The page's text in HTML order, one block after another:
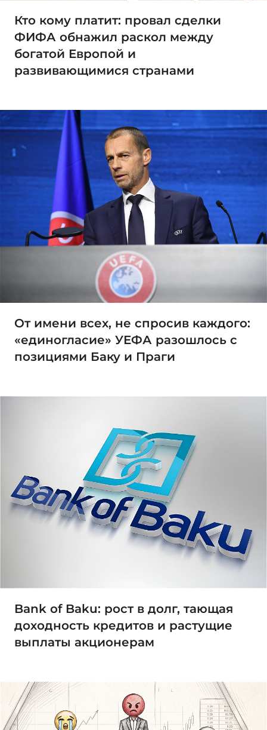
Кто кому платит: провал сделки
ФИФА обнажил раскол между
богатой Европой и
развивающимися странами
От имени всех, не спросив каждого:
«единогласие» УЕФА разошлось с
позициями Баку и Праги
Bank of Baku: рост в долг, тающая
доходность кредитов и растущие
выплаты акционерам